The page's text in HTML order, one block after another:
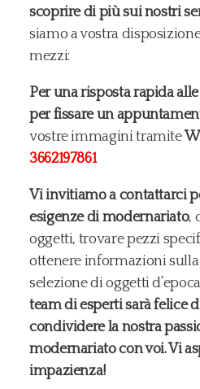
scoprire di più sui nostri
siamo a vostra
mezzi:
Per una risposta rapida
per fissare un
vostre immagini tramite
3662197861
Vi invitiamo a contattarci
esigenze di modernariato,
oggetti, trovare pezzi
ottenere informazioni sulla
selezione di oggetti
team di esperti sarà felice
condividere la nostra
modernariato con voi. Vi
impazienza!